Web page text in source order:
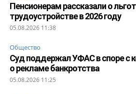
Пенсионерам рассказали о
трудоустройстве в 2026 году
05.08.2026 11:38
Общество
Суд поддержал УФАС в споре с
о рекламе банкротства
05.08.2026 11:25